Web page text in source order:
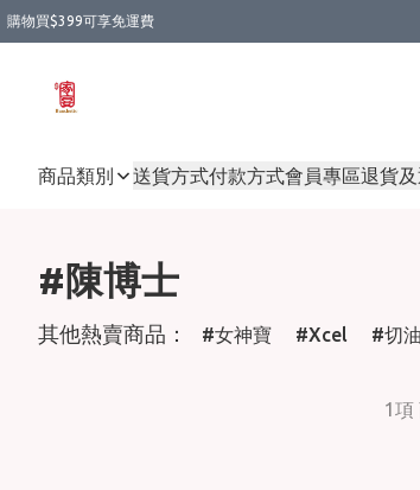
購物買$399可享免運費
商品類別 送貨方式付款方式會員專區退貨
#陳博士
其他熱賣商品： 女神寶 Xcel 切
1項